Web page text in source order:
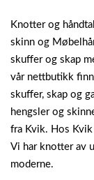
Knotter og
skinn og
skuffer og skap
vår nettbutikk
skuffer, skap og
hengsler og
fra Kvik. Hos
Vi har knotter av
moderne.